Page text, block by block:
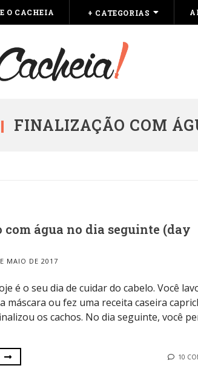
O CACHEIA + CATEGORIAS
FINALIZAÇÃO COM
água no dia seguinte (day
MAIO DE 2017
é o seu dia de cuidar do cabelo. Você
máscara ou fez uma receita caseira
os cachos. No dia seguinte, você
10